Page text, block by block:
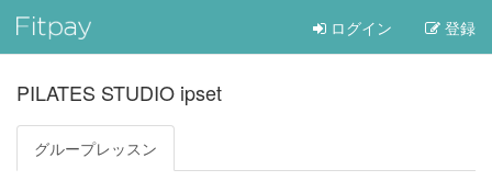
ログイン 登録
PILATES STUDIO ipset
グループレッスン